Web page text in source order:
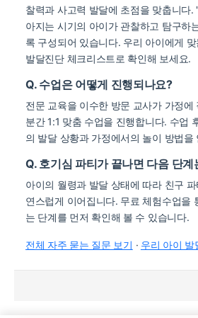
찰력과 사고력 발달에 초점을 맞춥니다
아지는 시기의 아이가 관찰하고 탐구하
록 구성되어 있습니다. 우리 아이에게
발달진단 체크리스트로 확인해 보세요.
Q. 수업은 어떻게 진행되나요?
전문 교육을 이수한 방문 교사가 가정
분간 1:1 맞춤 수업을 진행합니다. 수업
의 발달 상황과 가정에서의 놀이 방법을
Q. 호기심 파티가 끝나면 다음 단
아이의 월령과 발달 상태에 따라 친구
연스럽게 이어집니다. 무료 체험수업을
는 단계를 먼저 확인해 볼 수 있습니다.
전체 자주 묻는 질문 보기 · 우리 아이 발